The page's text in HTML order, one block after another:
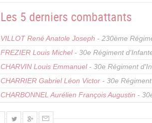
Les 5 derniers combattants
VILLOT René Anatole Joseph - 230ème
FREZIER Louis Michel- 30e Régiment
CHARVIN Louis Emmanuel- 30e Régiment
CHARRIER Gabriel Léon Victor - 30e
CHARBONNEL Aurélien François Augustin -